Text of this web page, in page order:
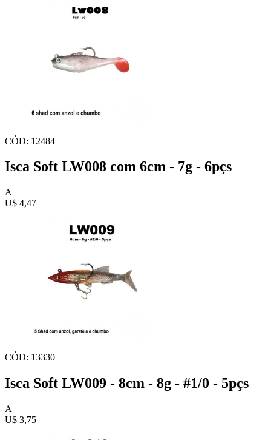
CÓD: 12484
Isca Soft LW008 com 6cm - 7g - 6pçs
A
U$ 4,47
CÓD: 13330
Isca Soft LW009 - 8cm - 8g - #1/0 - 5pçs
A
U$ 3,75